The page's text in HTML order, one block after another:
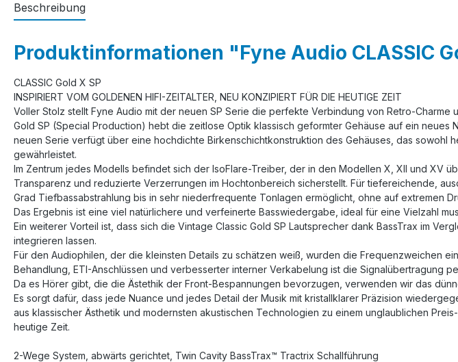
Beschreibung
Produktinformationen "Fyne Audio CLASSIC
CLASSIC Gold X SP
INSPIRIERT VOM GOLDENEN HIFI-ZEITALTER, NEU KONZIPIERT FÜR DIE HEUTIGE ZEIT
Voller Stolz stellt Fyne Audio mit der neuen SP Serie die perfekte Verbindung von Retro-Charme
Gold SP (Special Production) hebt die zeitlose Optik klassisch geformter Gehäuse auf ein
neuen Serie verfügt über eine hochdichte Birkenschichtkonstruktion des Gehäuses, das sowohl
gewährleistet.
Im Zentrum jedes Modells befindet sich der IsoFlare-Treiber, der in den Modellen X, XII und
Transparenz und reduzierte Verzerrungen im Hochtonbereich sicherstellt. Für tiefereichende,
Grad Tiefbassabstrahlung bis in sehr niederfrequente Tonlagen ermöglicht, ohne auf extremen
Das Ergebnis ist eine viel natürlichere und verfeinerte Basswiedergabe, ideal für eine Vielzahl
Ein weiterer Vorteil ist, dass sich die Vintage Classic Gold SP Lautsprecher dank BassTrax im
integrieren lassen.
Für den Audiophilen, der die kleinsten Details zu schätzen weiß, wurden die Frequenzweichen
Behandlung, ETI-Anschlüssen und verbesserter interner Verkabelung ist die
Da es Hörer gibt, die die Ästethik der Front-Bespannungen bevorzugen, verwenden wir das
Es sorgt dafür, dass jede Nuance und jedes Detail der Musik mit kristallklarer Präzision
aus klassischer Ästhetik und modernsten akustischen Technologien zu einem unglaublichen
heutige Zeit.
2-Wege System, abwärts gerichtet, Twin Cavity BassTrax™ Tractrix Schallführung